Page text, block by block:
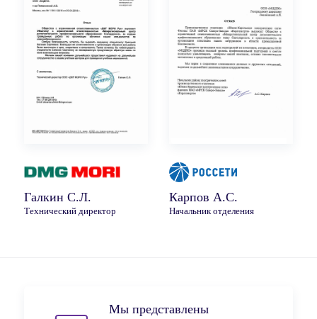
Галкин С.Л.
Технический директор
Карпов А.С.
Начальник отделения
Мы представлены